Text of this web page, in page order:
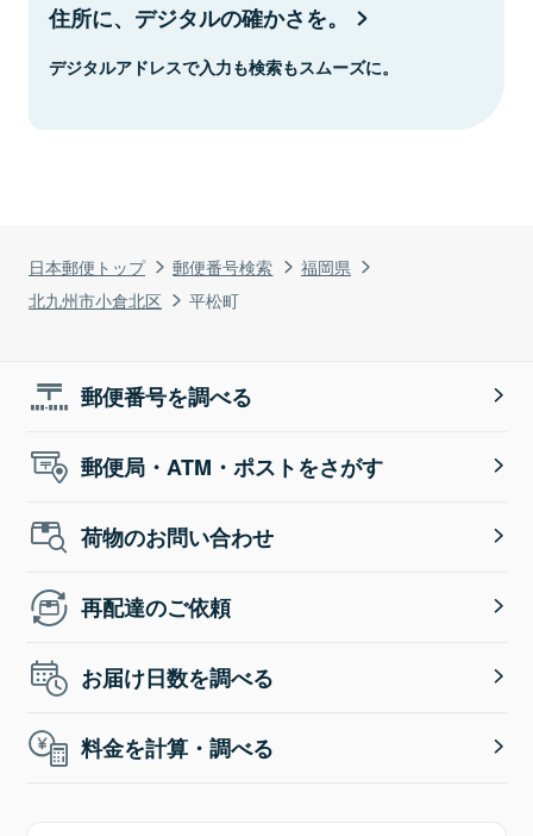
日本郵便トップ 郵便番号検索
福岡県
北九州市小倉北区
平松町
住所に、デジタルの確かさを。
デジタルアドレスで入力も検索もスムーズに。
郵便番号を調べる
郵便局・ATM・ポストをさがす
荷物のお問い合わせ
再配達のご依頼
お届け日数を調べる
料金を計算・調べる